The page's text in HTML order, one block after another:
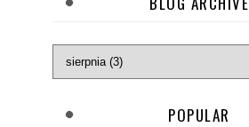
POPULAR